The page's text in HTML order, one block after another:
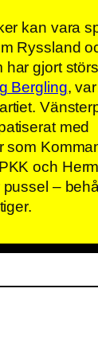
kan vara
Ryssland
har gjort
Bergling,
med
som
och
–